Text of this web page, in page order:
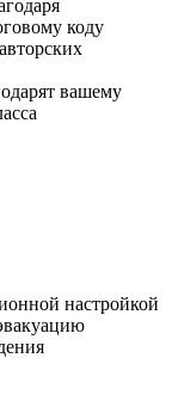
коду
вашему
настройкой